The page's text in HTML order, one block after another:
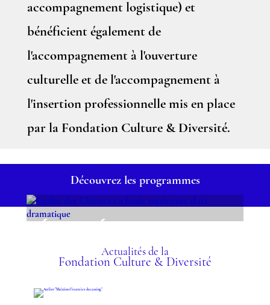
accompagnement logistique) et
bénéficient également de
l'accompagnement à l'ouverture
culturelle et de l'accompagnement à
l'insertion professionnelle mis en place
par la Fondation Culture & Diversité.
Découvrez les programmes
ÉGALITÉ DES CHANCES
EN ÉCOLE SUPÉRIEURE
D'ART DRAMATIQUE
Actualités de la
Fondation Culture & Diversité